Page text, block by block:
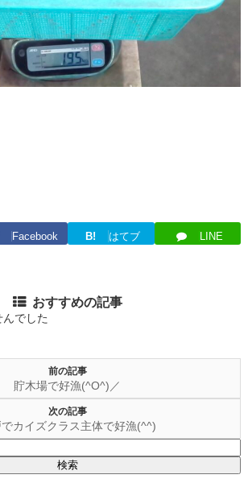
Facebook B! はてブ LINE
おすすめの記事
でした
前の記事
貯木場で好漁(^O^)／
次の記事
カイズクラス主体で好漁(^^)